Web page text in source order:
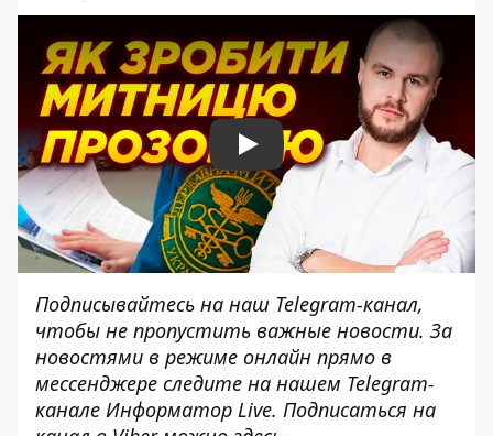
Play
Подписывайтесь на наш Telegram-канал,
чтобы не пропустить важные новости. За
новостями в режиме онлайн прямо в
мессенджере следите на нашем Telegram-
канале Информатор Live. Подписаться на